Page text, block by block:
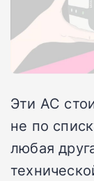
Эти АС
не по
любая